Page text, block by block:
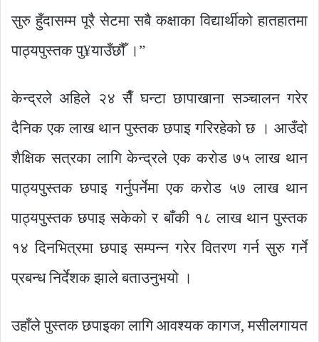
सुरु हुँदासम्म पूरै सेटमा सबै कक्षाका विद्यार्थीको हातहातमा
पाठ्यपुस्तक पु¥याउँछौँ ।”
केन्द्रले अहिले २४ सैँ घन्टा छापाखाना सञ्चालन गरेर
दैनिक एक लाख थान पुस्तक छपाइ गरिरहेको छ । आउँदो
शैक्षिक सत्रका लागि केन्द्रले एक करोड ७५ लाख थान
पाठ्यपुस्तक छपाइ गर्नुपर्नेमा एक करोड ५७ लाख थान
पाठ्यपुस्तक छपाइ सकेको र बाँकी १८ लाख थान पुस्तक
१४ दिनभित्रमा छपाइ सम्पन्न गरेर वितरण गर्न सुरु गर्ने
प्रबन्ध निर्देशक झाले बताउनुभयो ।
उहाँले पुस्तक छपाइका लागि आवश्यक कागज, मसीलगायत